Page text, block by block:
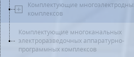
Комплектующие
комплексов
Комплектующие многоканальных
электроразведочных аппаратурно-
программных комплексов